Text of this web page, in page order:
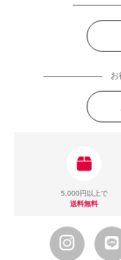
お
5,000円以上で
送料無料